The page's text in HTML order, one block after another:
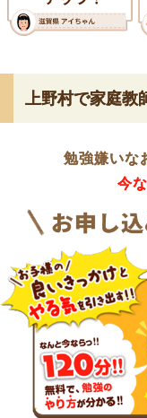
上野村で家庭教
勉強嫌いな
今